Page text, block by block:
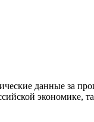
данные за
экономике,